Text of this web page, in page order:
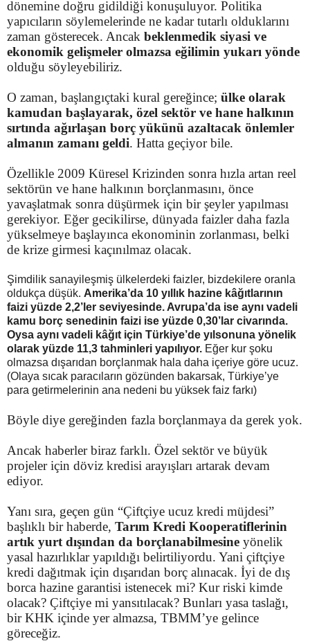
dönemine doğru gidildiği konuşuluyor. Politika
yapıcıların söylemelerinde ne kadar tutarlı olduklarını
zaman gösterecek. Ancak beklenmedik siyasi ve
ekonomik gelişmeler olmazsa eğilimin yukarı yönde
olduğu söyleyebiliriz.
O zaman, başlangıçtaki kural gereğince; ülke olarak
kamudan başlayarak, özel sektör ve hane halkının
sırtında ağırlaşan borç yükünü azaltacak önlemler
almanın zamanı geldi. Hatta geçiyor bile.
Özellikle 2009 Küresel Krizinden sonra hızla artan reel
sektörün ve hane halkının borçlanmasını, önce
yavaşlatmak sonra düşürmek için bir şeyler yapılması
gerekiyor. Eğer gecikilirse, dünyada faizler daha fazla
yükselmeye başlayınca ekonominin zorlanması, belki
de krize girmesi kaçınılmaz olacak.
Şimdilik sanayileşmiş ülkelerdeki faizler, bizdekilere oranla
oldukça düşük. Amerika’da 10 yıllık hazine kâğıtlarının
faizi yüzde 2,2’ler seviyesinde. Avrupa’da ise aynı vadeli
kamu borç senedinin faizi ise yüzde 0,30’lar civarında.
Oysa aynı vadeli kâğıt için Türkiye’de yılsonuna yönelik
olarak yüzde 11,3 tahminleri yapılıyor. Eğer kur şoku
olmazsa dışarıdan borçlanmak hala daha içeriye göre ucuz.
(Olaya sıcak paracıların gözünden bakarsak, Türkiye’ye
para getirmelerinin ana nedeni bu yüksek faiz farkı)
Böyle diye gereğinden fazla borçlanmaya da gerek yok.
Ancak haberler biraz farklı. Özel sektör ve büyük
projeler için döviz kredisi arayışları artarak devam
ediyor.
Yanı sıra, geçen gün “Çiftçiye ucuz kredi müjdesi”
başlıklı bir haberde, Tarım Kredi Kooperatiflerinin
artık yurt dışından da borçlanabilmesine yönelik
yasal hazırlıklar yapıldığı belirtiliyordu. Yani çiftçiye
kredi dağıtmak için dışarıdan borç alınacak. İyi de dış
borca hazine garantisi istenecek mi? Kur riski kimde
olacak? Çiftçiye mi yansıtılacak? Bunları yasa taslağı,
bir KHK içinde yer almazsa, TBMM’ye gelince
göreceğiz.